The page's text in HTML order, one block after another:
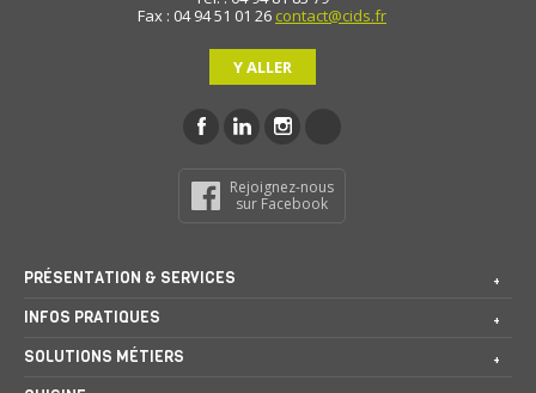
Fax : 04 94 51 01 26 contact@cids.fr
Y ALLER
Rejoignez-nous
sur Facebook
PRÉSENTATION & SERVICES
INFOS PRATIQUES
SOLUTIONS MÉTIERS